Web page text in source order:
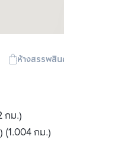
ห้างสรรพสินค้า
กม.)
(1.004 กม.)